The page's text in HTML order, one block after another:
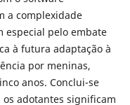
a complexidade
especial pelo embate
à futura adaptação à
por meninas,
anos. Conclui-se
adotantes significam